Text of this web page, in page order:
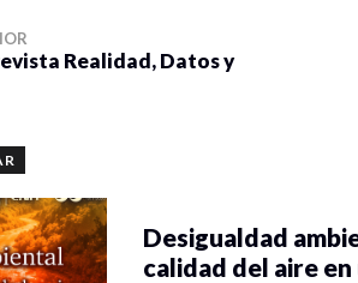
Realidad, Datos y
Desigualdad
calidad del aire